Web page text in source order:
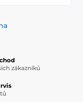
zákazníků